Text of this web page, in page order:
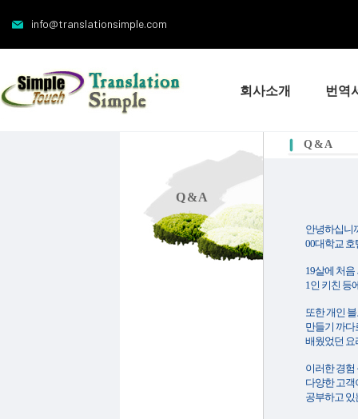
info@translationsimple.com
회사소개 번역
Q & A
Q & A
안녕하십니
00대학교 호
19살에 처
1인 키친 등
또한 개인
만들기 까다
배웠었던 요
이러한 경험
다양한 고객
공부하고 있